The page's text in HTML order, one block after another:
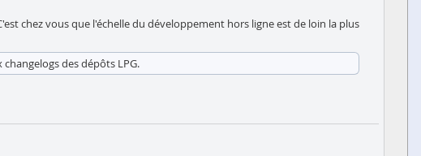
chez vous que l'échelle du développement hors ligne est de loin la plus
des dépôts LPG.